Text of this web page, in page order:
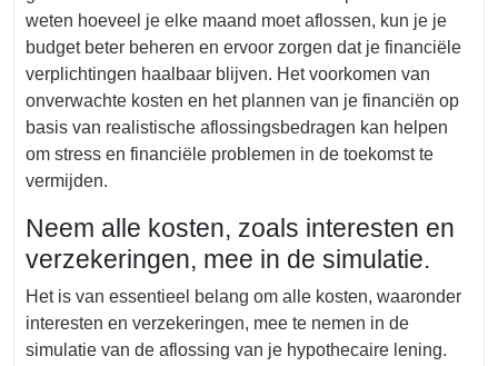
weten hoeveel je elke maand moet aflossen, kun je je
budget beter beheren en ervoor zorgen dat je financiële
verplichtingen haalbaar blijven. Het voorkomen van
onverwachte kosten en het plannen van je financiën op
basis van realistische aflossingsbedragen kan helpen
om stress en financiële problemen in de toekomst te
vermijden.
Neem alle kosten, zoals interesten en
verzekeringen, mee in de simulatie.
Het is van essentieel belang om alle kosten, waaronder
interesten en verzekeringen, mee te nemen in de
simulatie van de aflossing van je hypothecaire lening.